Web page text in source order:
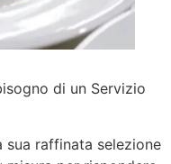
di un Servizio
raffinata selezione